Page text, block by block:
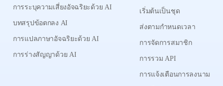
การระบุความเสี่ยงอัจฉริยะด้วย AI
บทสรุปข้อตกลง AI
การแปลภาษาอัจฉริยะด้วย AI
การร่างสัญญาด้วย AI
เริ่มต้นเป็นชุด
ส่งตามกำหนดเวลา
การจัดการสมาชิก
การรวม API
การแจ้งเตือนการลงนาม